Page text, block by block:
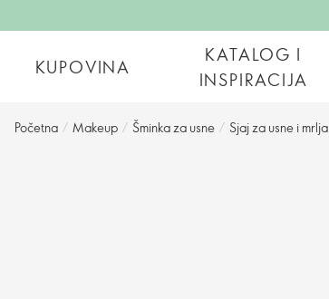
KUPOVINA
KATALOG I
INSPIRACIJA
Početna / Makeup / Šminka za usne / Sjaj za usne i mrlja